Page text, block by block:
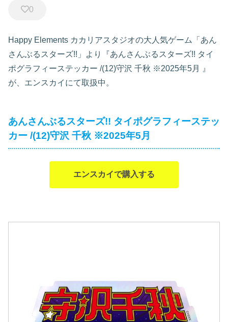
0
Happy Elements カカリアスタジオの大人気ゲーム「あん
さんぶるスターズ!!」より『あんさんぶるスターズ!! タイ
ポグラフィーステッカー /(12)守沢 千秋 ※2025年5月
』
が、エンスカイにて取扱中。
あんさんぶるスターズ!! タイポグラフィーステッ
カー /(12)守沢 千秋 ※2025年5月
エンスカイで購入する